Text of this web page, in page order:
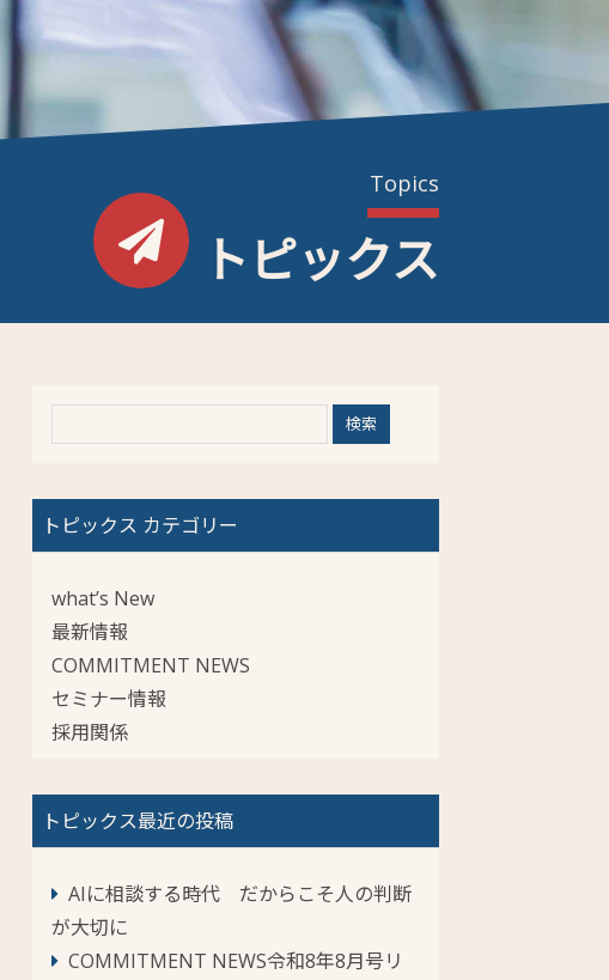
Topics
トピックス
トピックス カテゴリー
what’s New
最新情報
COMMITMENT NEWS
セミナー情報
採用関係
トピックス最近の投稿
AIに相談する時代 だからこそ人の判断
が大切に
COMMITMENT NEWS令和8年8月号リ